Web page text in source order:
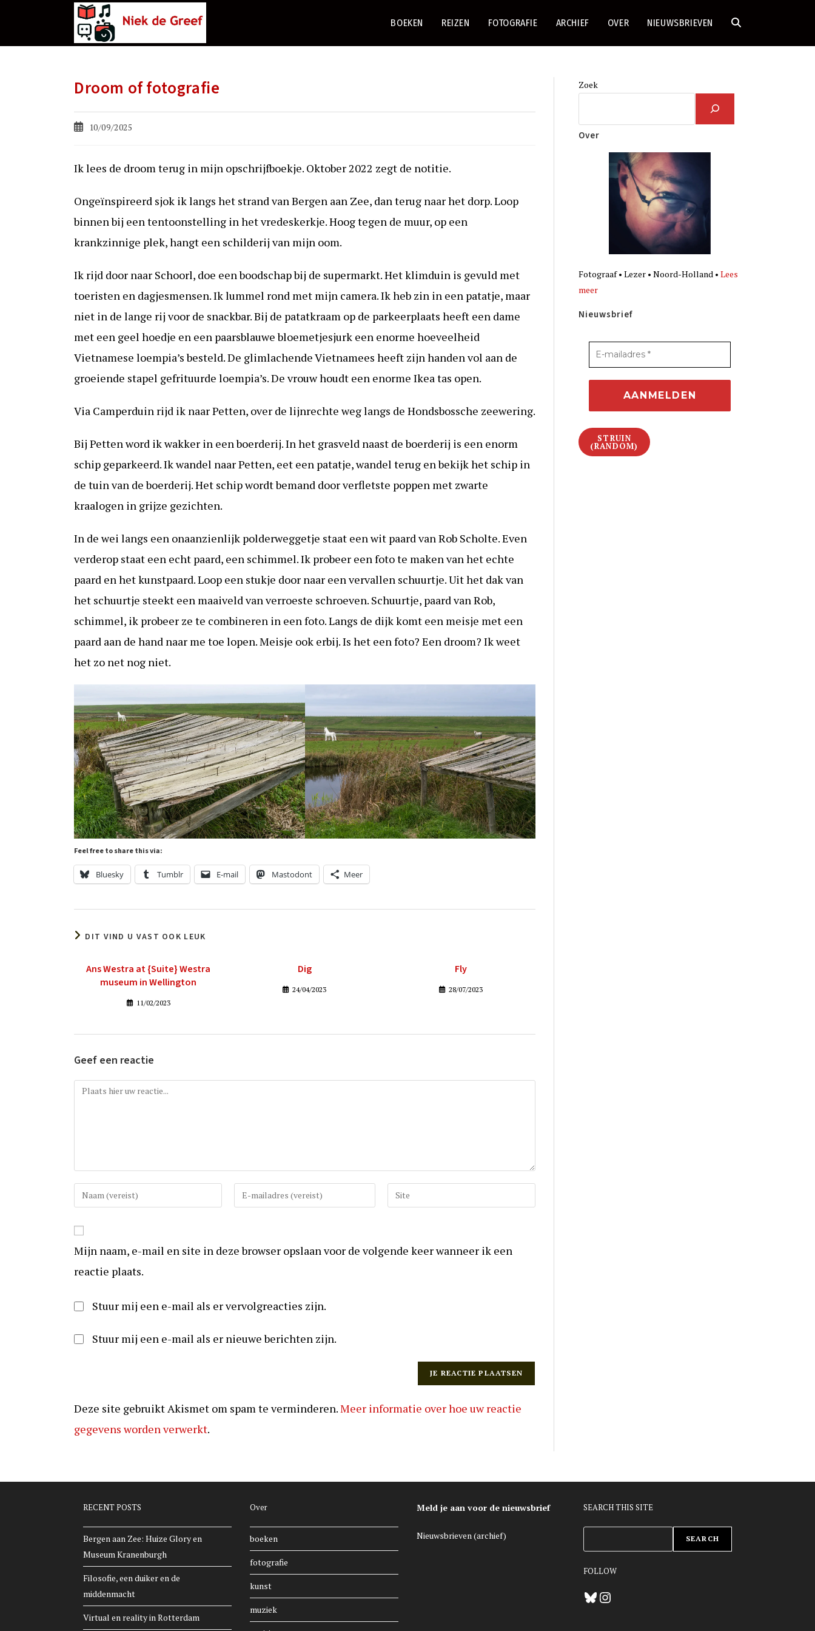
BOEKEN REIZEN FOTOGRAFIE ARCHIEF OVER NIEUWSBRIEVEN TOGGLE
Droom of fotografie
Bericht10/09/2025
Ik lees de droom terug in mijn opschrijfboekje. Oktober 2022 zegt de notitie.
Ongeïnspireerd sjok ik langs het strand van Bergen aan Zee, dan terug naar het dorp. Loop
binnen bij een tentoonstelling in het vredeskerkje. Hoog tegen de muur, op een
krankzinnige plek, hangt een schilderij van mijn oom.
Ik rijd door naar Schoorl, doe een boodschap bij de supermarkt. Het klimduin is gevuld met
toeristen en dagjesmensen. Ik lummel rond met mijn camera. Ik heb zin in een patatje, maar
niet in de lange rij voor de snackbar. Bij de patatkraam op de parkeerplaats heeft een dame
met een geel hoedje en een paarsblauwe bloemetjesjurk een enorme hoeveelheid
Vietnamese loempia’s besteld. De glimlachende Vietnamees heeft zijn handen vol aan de
groeiende stapel gefrituurde loempia’s. De vrouw houdt een enorme Ikea tas open.
Via Camperduin rijd ik naar Petten, over de lijnrechte weg langs de Hondsbossche zeewering.
Bij Petten word ik wakker in een boerderij. In het grasveld naast de boerderij is een enorm
schip geparkeerd. Ik wandel naar Petten, eet een patatje, wandel terug en bekijk het schip in
de tuin van de boerderij. Het schip wordt bemand door verfletste poppen met zwarte
kraalogen in grijze gezichten.
In de wei langs een onaanzienlijk polderweggetje staat een wit paard van Rob Scholte. Even
verderop staat een echt paard, een schimmel. Ik probeer een foto te maken van het echte
paard en het kunstpaard. Loop een stukje door naar een vervallen schuurtje. Uit het dak van
het schuurtje steekt een maaiveld van verroeste schroeven. Schuurtje, paard van Rob,
schimmel, ik probeer ze te combineren in een foto. Langs de dijk komt een meisje met een
paard aan de hand naar me toe lopen. Meisje ook erbij. Is het een foto? Een droom? Ik weet
het zo net nog niet.
Feel free to share this via:
Bluesky Tumblr E-mail Mastodont Meer
DIT VIND U VAST OOK LEUK
Ans Westra at {Suite} Westra
museum in Wellington
11/02/2023
Dig
24/04/2023
Fly
28/07/2023
Geef een reactie
Reactie
Vul
uw
in
om
te
Vul
uw
in
kunnen
reageren
Vul
uw
in
Mijn naam, e-mail en site in deze browser opslaan voor de volgende keer wanneer ik een
reactie plaats.
Stuur mij een e-mail als er vervolgreacties zijn.
Stuur mij een e-mail als er nieuwe berichten zijn.
Deze site gebruikt Akismet om spam te verminderen.Meer informatie over hoe uw reactie
gegevens worden verwerkt.
Zoek
Over
Fotograaf • Lezer • Noord-Holland • Lees
meer
Nieuwsbrief
STRUIN
(RANDOM)
RECENT POSTS
Bergen aan Zee: Huize Glory en
Museum Kranenburgh
Filosofie, een duiker en de
middenmacht
Virtual en reality in Rotterdam
Over
boeken
fotografie
kunst
muziek
Meld je aan voor de nieuwsbrief
Nieuwsbrieven (archief)
SEARCH THIS SITE
SEARCH
FOLLOW
BlueskyInstagram